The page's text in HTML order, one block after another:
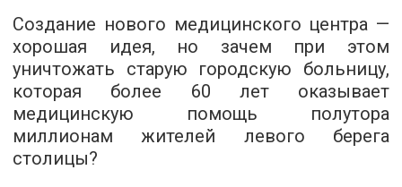
Создание нового медицинского центра —
хорошая идея, но зачем при этом
уничтожать старую городскую больницу,
которая более 60 лет оказывает
медицинскую помощь полутора
миллионам жителей левого берега
столицы?